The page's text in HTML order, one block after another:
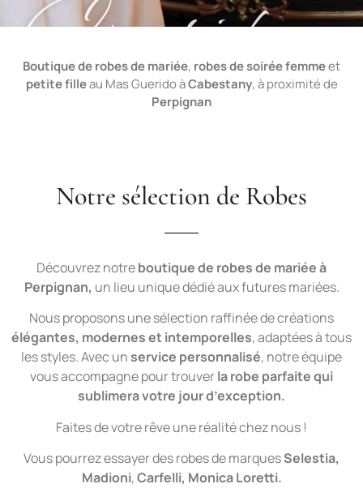
Antoinette
Découvrir la robe
Ingrid
Découvrir la robe
Soie
Découvrir la robe
Antoinette
Découvrir la robe
Ingrid
Découvrir la robe
Soie
Découvrir la robe
Antoinette
Découvrir la robe
Ingrid
Découvrir la robe
Soie
Découvrir la robe
Boutique derobes de mariée, robes de soiréefemmeet
petite filleau Mas Guerido àCabestany, à proximité de
Perpignan
Notre sélection de Robes
Découvrez notreboutique de robes de mariée à
Perpignan, un lieu unique dédié aux futures mariées.
Nous proposons une sélection raffinée de créations
élégantes, modernes et intemporelles, adaptées à tous
les styles. Avec un service personnalisé, notre équipe
vous accompagne pour trouverla robe parfaite qui
sublimera votre jour d’exception.
Faites de votre rêve une réalité chez nous !
Vous pourrez essayer des robes de marquesSelestia,
Madioni,Carfelli, Monica Loretti.